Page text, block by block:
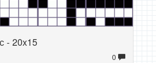
- 20x15
0